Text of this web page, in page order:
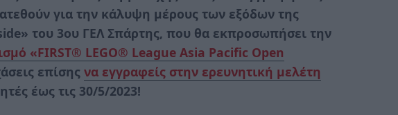
για την κάλυψη μέρους των εξόδων της
του 3ου ΓΕΛ Σπάρτης, που θα εκπροσωπήσει την
«FIRST® LEGO® League Asia Pacific Open
επίσης να εγγραφείς στην ερευνητική μελέτη
έως τις 30/5/2023!